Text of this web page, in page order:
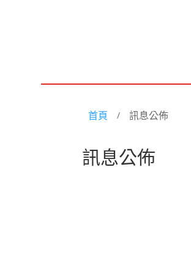
首頁 / 訊息公佈
訊息公佈